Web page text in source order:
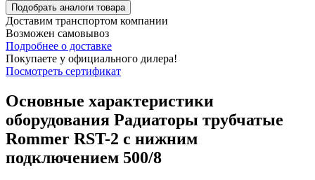
Подобрать аналоги товара
Доставим транспортом компании
Возможен самовывоз
Подробнее о доставке
Покупаете у официального дилера!
Посмотреть сертификат
Основные характеристики
оборудования Радиаторы трубчатые
Rommer RST-2 c нижним
подключением 500/8